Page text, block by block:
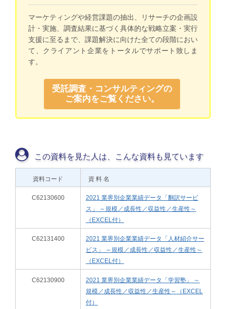
マーケティングや経営課題の抽出、リサーチの企画設
計・実施、調査結果に基づく具体的な戦略立案・実行
支援に至るまで、課題解決に向けた全ての段階におい
て、クライアント企業をトータルでサポート致しま
す。
受託調査・コンサルティングの
ご案内をご覧ください。
この資料を見た人は、こんな資料も見ています
資料コード 資 料 名
C62130600
2021 業界別企業業績データ「翻訳サービ
ス」 ～規模／成長性／収益性／生産性～
（EXCEL付）
C62131400
2021 業界別企業業績データ「人材紹介サー
ビス」 ～規模／成長性／収益性／生産性～
（EXCEL付）
C62130900
2021 業界別企業業績データ「学習塾」 ～
規模／成長性／収益性／生産性～（EXCEL
付）